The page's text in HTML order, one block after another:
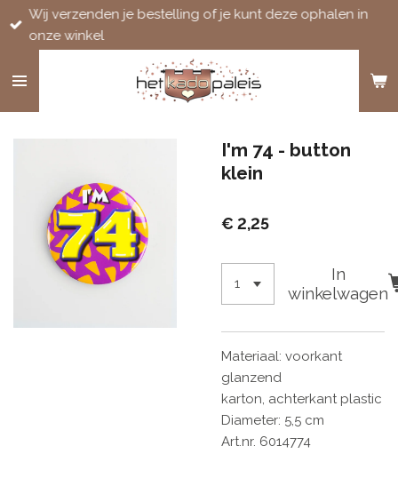
Ga
direct
de
Wij verzenden je bestelling of je kunt deze ophalen in
onze winkel
I'm 74 - button
klein
€ 2,25
In
winkelwagen
Materiaal: voorkant
glanzend
karton, achterkant plastic
Diameter: 5,5 cm
Art.nr. 6014774